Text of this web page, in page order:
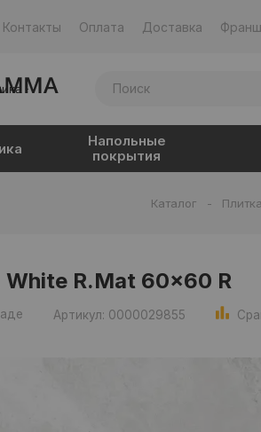
Контакты Оплата Доставка
·
Напольные
покрытия
Каталог - Плитка
White R.Mat 60x60 R
Артикул: 0000029855